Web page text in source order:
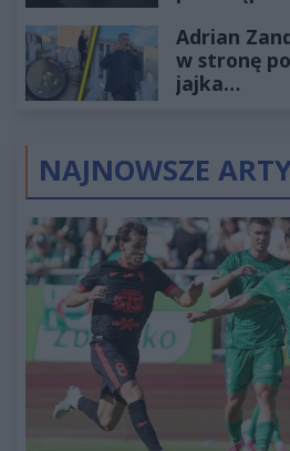
złotych
Adrian
w stronę
jajka…
NAJNOWSZE